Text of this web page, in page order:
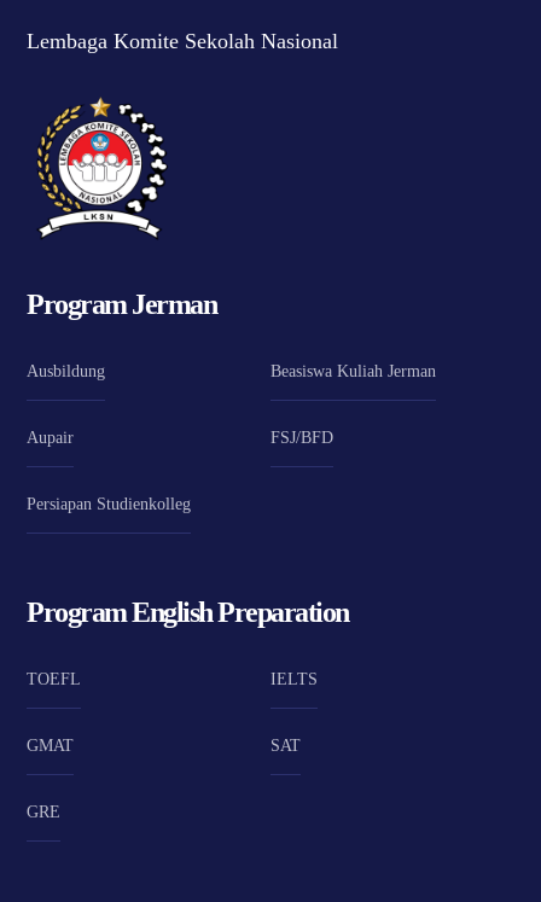
Lembaga Komite Sekolah Nasional
Program Jerman
Ausbildung Beasiswa Kuliah Jerman
Aupair FSJ/BFD
Persiapan Studienkolleg
Program English Preparation
TOEFL IELTS
GMAT SAT
GRE